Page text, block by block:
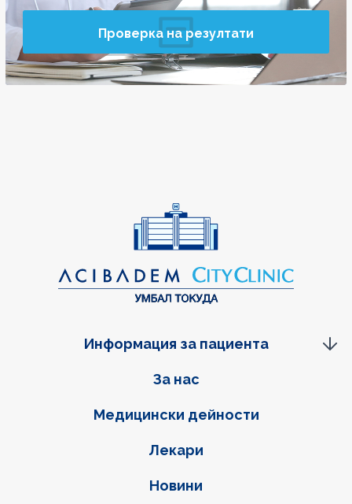
Проверка на резултати
Фуутер навигация
За нас
Медицински дейности
Лекари
Новини
Информация за пациента